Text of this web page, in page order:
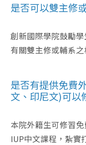
是否可以雙主修
創新國際學院鼓勵
有關雙主修或輔系
是否有提供免費
文、印尼文)可以
本院外籍生可修習
IUP中文課程，紮實